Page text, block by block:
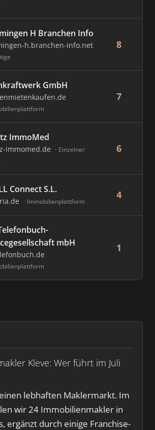
Kleve: Wer führt im Juli
lebhaften Maklermarkt. Im
wir 24 Immobilienmakler in
ergänzt durch einige Franchise-
H Branchen Info
h.branchen-info.net 8
GmbH
7
ImmoMed
immomed.de
Einzelner
6
Connect S.L.
Immobilienplattform
4
mbH
1